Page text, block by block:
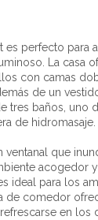
es perfecto para
La casa
con camas
de un
tres baños, uno
de hidromasaje.
ventanal que
acogedor
ideal para los
de comedor
en los